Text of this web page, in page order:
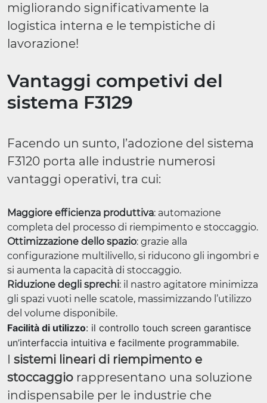
migliorando significativamente la
logistica interna e le tempistiche di
lavorazione!
Vantaggi competivi del
sistema F3129
Facendo un sunto, l’adozione del sistema
F3120 porta alle industrie numerosi
vantaggi operativi, tra cui:
Maggiore efficienza produttiva: automazione
completa del processo di riempimento e stoccaggio.
Ottimizzazione dello spazio: grazie alla
configurazione multilivello, si riducono gli ingombri e
si aumenta la capacità di stoccaggio.
Riduzione degli sprechi: il nastro agitatore minimizza
gli spazi vuoti nelle scatole, massimizzando l’utilizzo
del volume disponibile.
Facilità di utilizzo: il controllo touch screen garantisce
un’interfaccia intuitiva e facilmente programmabile.
I sistemi lineari di riempimento e
stoccaggio rappresentano una soluzione
indispensabile per le industrie che